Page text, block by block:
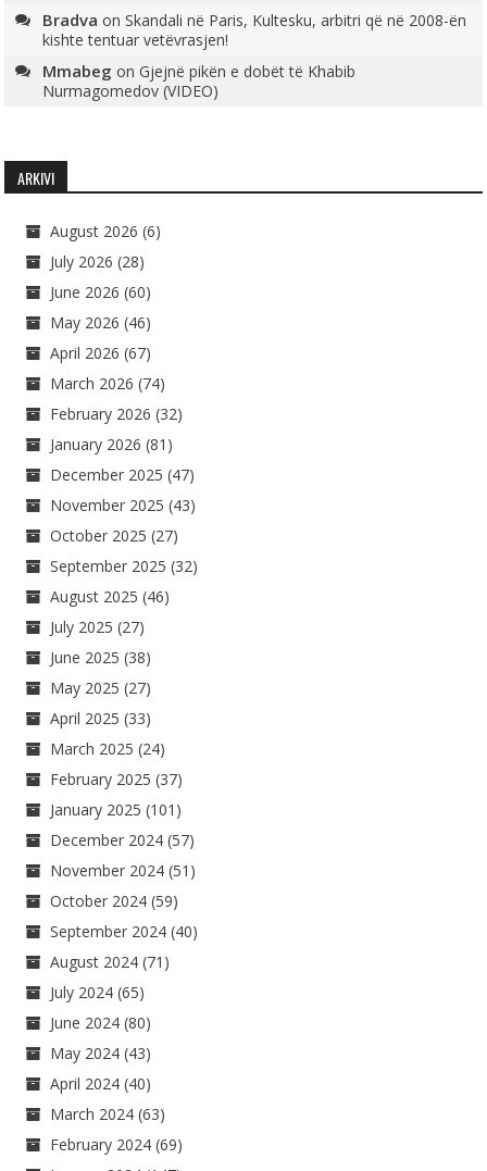
Bradva onSkandali në Paris, Kultesku, arbitri që në 2008-ën
kishte tentuar vetëvrasjen!
Mmabeg onGjejnë pikën e dobët të Khabib
Nurmagomedov (VIDEO)
ARKIVI
August 2026 (6)
July 2026 (28)
June 2026 (60)
May 2026 (46)
April 2026 (67)
March 2026 (74)
February 2026 (32)
January 2026 (81)
December 2025 (47)
November 2025 (43)
October 2025 (27)
September 2025 (32)
August 2025 (46)
July 2025 (27)
June 2025 (38)
May 2025 (27)
April 2025 (33)
March 2025 (24)
February 2025 (37)
January 2025 (101)
December 2024 (57)
November 2024 (51)
October 2024 (59)
September 2024 (40)
August 2024 (71)
July 2024 (65)
June 2024 (80)
May 2024 (43)
April 2024 (40)
March 2024 (63)
February 2024 (69)